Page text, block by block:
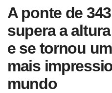
A ponte de
supera a
e se tornou
mais
mundo